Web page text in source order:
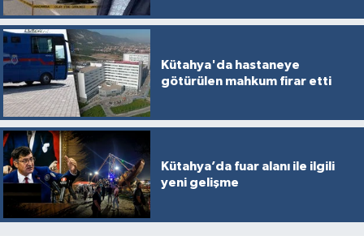
Kütahya'da hastaneye
götürülen mahkum firar etti
Kütahya’da fuar alanı ile ilgili
yeni gelişme